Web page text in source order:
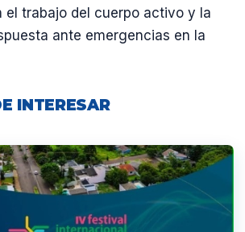
el trabajo del cuerpo activo y la
ante emergencias en la
INTERESAR